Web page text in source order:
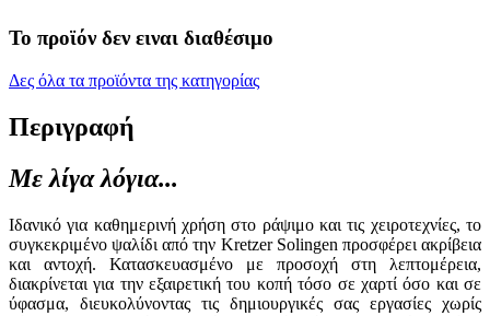
Το προϊόν δεν ειναι διαθέσιμο
Δες όλα τα προϊόντα της κατηγορίας
Περιγραφή
Με λίγα λόγια...
Ιδανικό για καθημερινή χρήση στο ράψιμο και τις χειροτεχνίες, το
συγκεκριμένο ψαλίδι από την Kretzer Solingen προσφέρει ακρίβεια
και αντοχή. Κατασκευασμένο με προσοχή στη λεπτομέρεια,
διακρίνεται για την εξαιρετική του κοπή τόσο σε χαρτί όσο και σε
ύφασμα, διευκολύνοντας τις δημιουργικές σας εργασίες χωρίς